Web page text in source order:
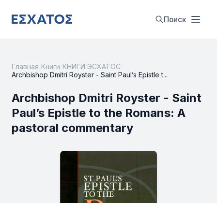
Поиск
Главная Книги КНИГИ ЭСХАТОС
Archbishop Dmitri Royster - Saint Paul’s Epistle t...
Archbishop Dmitri Royster - Saint
Paul’s Epistle to the Romans: A
pastoral commentary